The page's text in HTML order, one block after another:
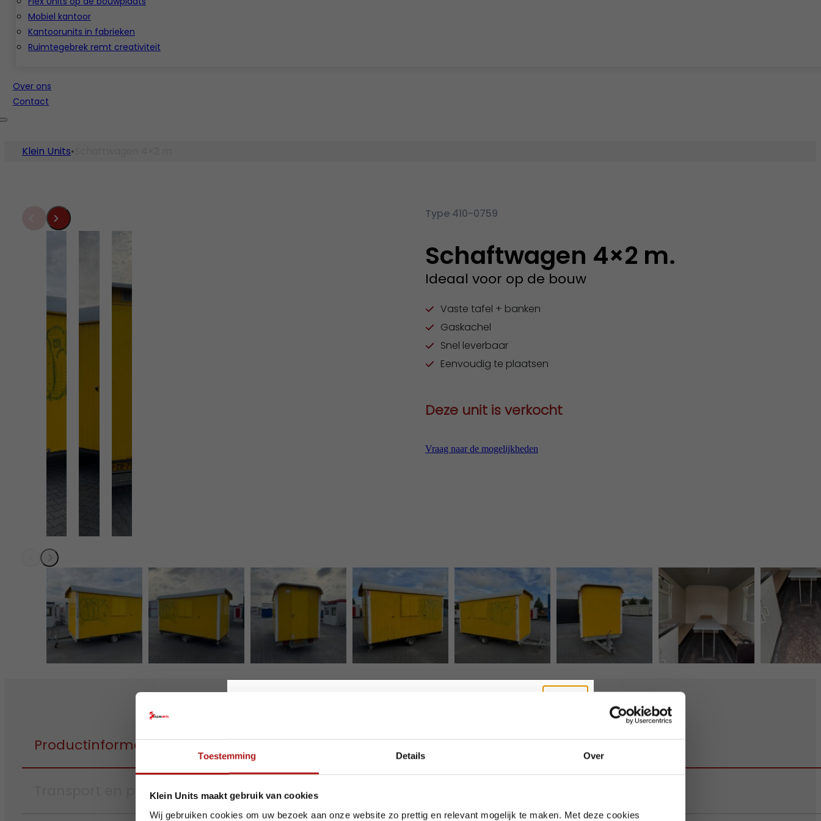
Toestemming Details Over
Klein Units maakt gebruik van cookies
Wij gebruiken cookies om uw bezoek aan onze website zo prettig en relevant mogelijk te maken. Met deze cookies
Mobiel kantoor
Kantoorunits in fabrieken
Ruimtegebrek remt creativiteit
Over ons
Contact
Klein Units•
Type 410-0759
Schaftwagen 4×2 m.
Ideaal voor op de bouw
Vaste tafel + banken
Gaskachel
Snel leverbaar
Eenvoudig te plaatsen
Deze unit is verkocht
Vraag naar de mogelijkheden
Productinformatie
Transport en plaatsing
Op vakantie? Wij blijven bereikbaar.
Houd rekening met het volgende: